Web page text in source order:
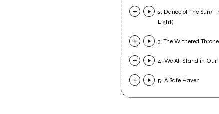
2. Dance of The Sun/
Light)
3. The Withered Throne
4. We All Stand in Our
5. A Safe Haven